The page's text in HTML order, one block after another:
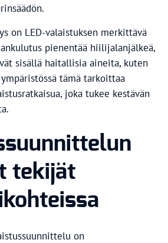
on LED-valaistuksen merkittävä
pienentää hiilijalanjälkeä,
sisällä haitallisia aineita, kuten
tämä tarkoittaa
joka tukee kestävän
tekijät
on